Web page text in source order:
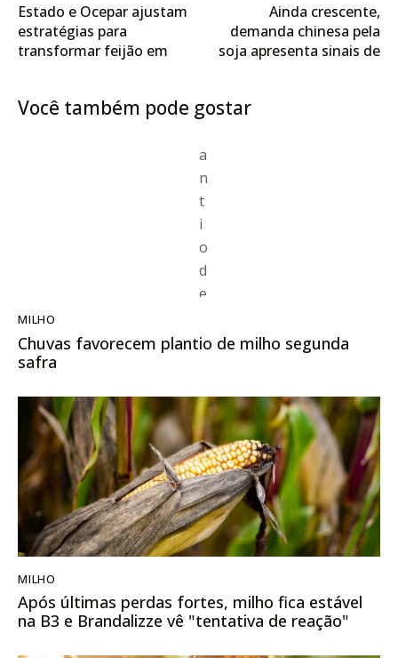
Estado e Ocepar ajustam
estratégias para
transformar feijão em
Ainda crescente,
demanda chinesa pela
soja apresenta sinais de
Você também pode gostar
MILHO
Chuvas favorecem plantio de milho segunda
safra
MILHO
Após últimas perdas fortes, milho fica estável
na B3 e Brandalizze vê "tentativa de reação"